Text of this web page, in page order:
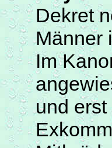
Dekret
Männer
Im
und